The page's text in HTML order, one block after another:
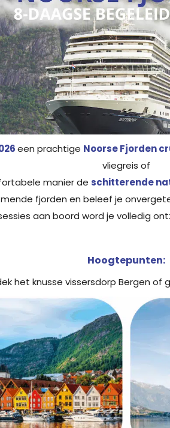
een prachtige Noorse Fjorden
vliegreis of
manier de schitterende
fjorden en beleef je
aan boord word je volledig
Hoogtepunten:
het knusse vissersdorp Bergen